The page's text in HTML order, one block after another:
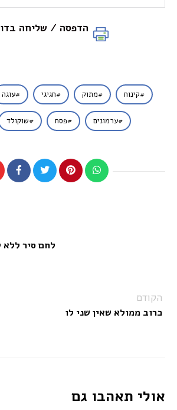
הדפסה / שליחה
קינוח מתוק חגיגי עוגה
ערמונים פסח שוקולד
לחם סיר ללא
הקודם
כרוב ממולא שאין שני לו
אולי תאהבו גם